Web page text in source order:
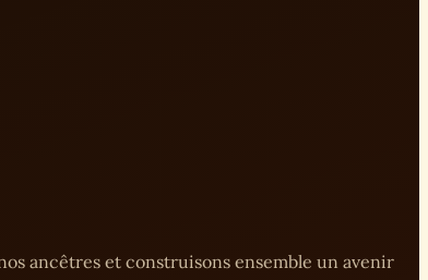
ancêtres et construisons ensemble un avenir